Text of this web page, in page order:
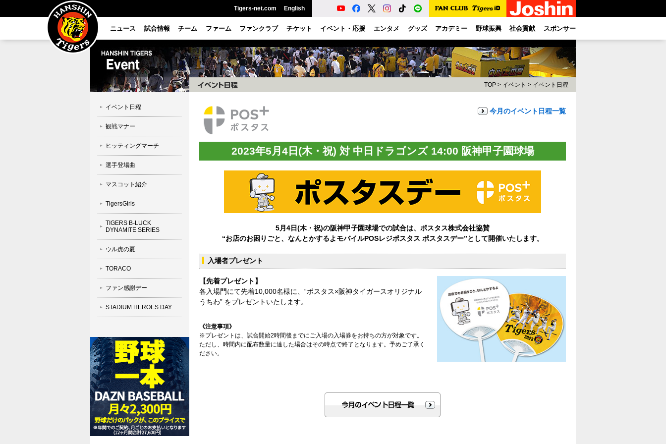
Tigers-net.com English
ニュース 試合情報 チーム ファーム ファンクラブ チケット イベント・応援 エンタメ グッズ アカデミー 野球振興 社会貢献 スポンサー
イベント日程
観戦マナー
ヒッティングマーチ
選手登場曲
マスコット紹介
TigersGirls
TIGERS B-LUCK
DYNAMITE SERIES
ウル虎の夏
TORACO
ファン感謝デー
STADIUM HEROES DAY
TOP > イベント > イベント日程
今月のイベント日程一覧
2023年5月4日(木・祝) 対 中日ドラゴンズ 14:00 阪神甲子園球場
5月4日(木・祝)の阪神甲子園球場での試合は、ポスタス株式会社協賛
“お店のお困りごと、なんとかするよモバイルPOSレジポスタス ポスタスデー”として開催いたします。
入場者プレゼント
【先着プレゼント】
各入場門にて先着10,000名様に、“ポスタス×阪神タイガースオリジナル
うちわ” をプレゼントいたします。
《注意事項》
※プレゼントは、試合開始2時間後までにご入場の入場券をお持ちの方が対象です。
ただし、時間内に配布数量に達した場合はその時点で終了となります。予めご了承く
ださい。